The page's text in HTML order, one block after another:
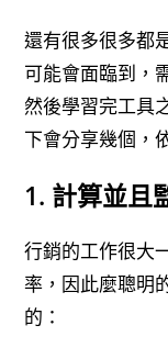
還有很多很多都
可能會面臨到，
然後學習完工具
下會分享幾個，
1. 計算並且
行銷的工作很大
率，因此麼聰明
的：